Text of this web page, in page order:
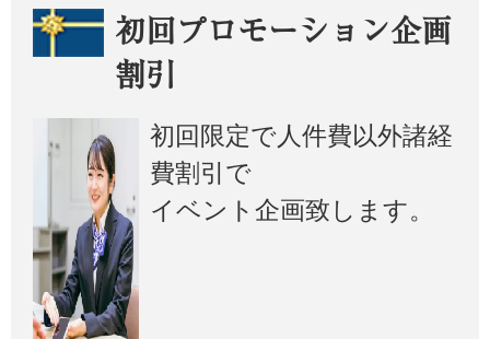
初回プロモーション企画
割引
初回限定で人件費以外諸経
費割引で
イベント企画致します。